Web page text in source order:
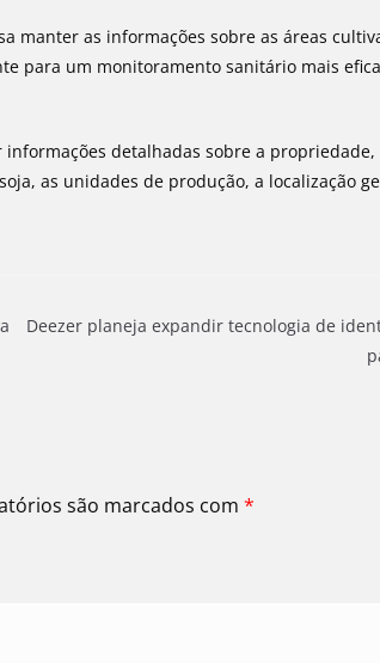
manter as informações sobre as áreas
para um monitoramento sanitário mais
detalhadas sobre a propriedade,
as unidades de produção, a localização
Deezer planeja expandir tecnologia de
são marcados com *